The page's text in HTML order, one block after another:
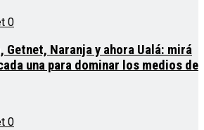
0
Getnet, Naranja y ahora Ualá: mirá
una para dominar los medios de
0